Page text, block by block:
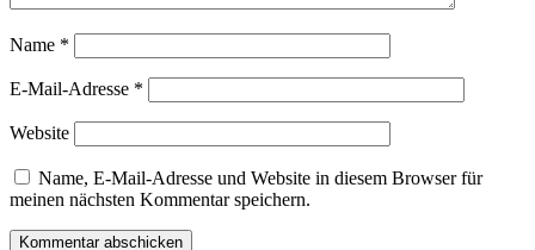
Name *
E-Mail-Adresse *
Website
Name, E-Mail-Adresse und Website in diesem Browser für
meinen nächsten Kommentar speichern.